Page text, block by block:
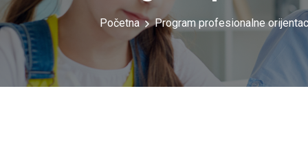
Početna Program profesionalne